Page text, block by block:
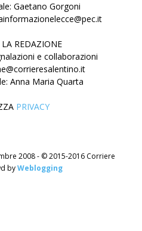
Gaetano Gorgoni
REDAZIONE
e collaborazioni
Anna Maria Quarta
PRIVACY
2008 - © 2015-2016 Corriere
byWeblogging